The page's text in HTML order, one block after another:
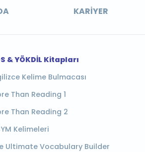
KARIYER
& YÖKDİL Kitapları
Kelime Bulmacası
Than Reading 1
Than Reading 2
Kelimeleri
Ultimate Vocabulary Builder